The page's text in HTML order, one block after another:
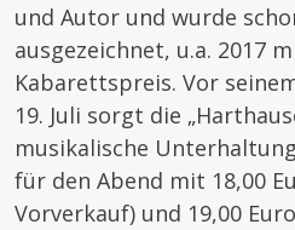
und Autor und wurde
ausgezeichnet, u.a. 2017
Kabarettspreis. Vor
19. Juli sorgt die
musikalische
für den Abend mit 18,00
Vorverkauf) und 19,00